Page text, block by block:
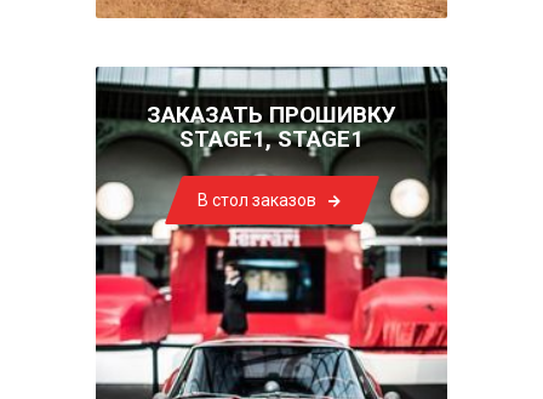
ЗАКАЗАТЬ ПРОШИВКУ
STAGE1, STAGE1
В стол заказов